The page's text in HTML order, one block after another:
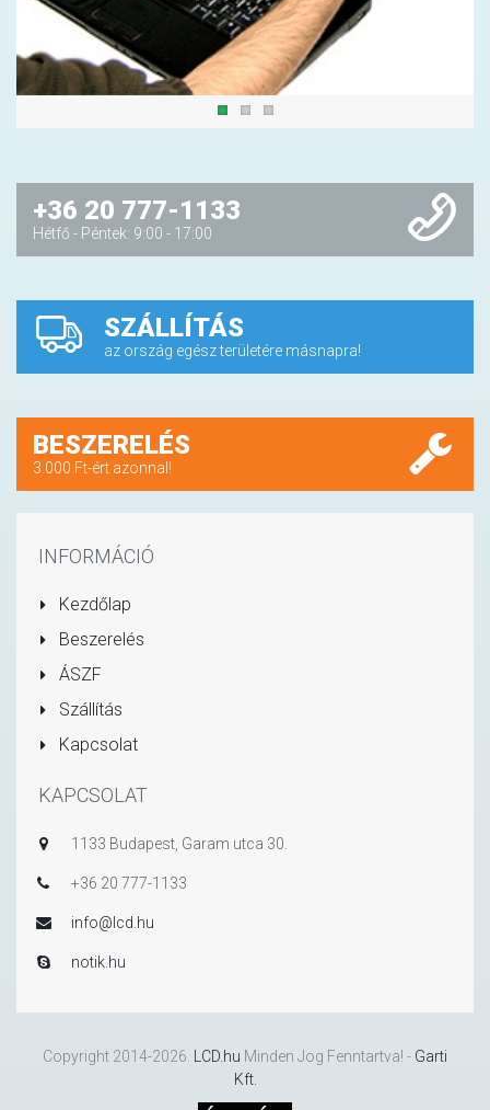
+36 20 777-1133
Hétfő - Péntek: 9:00 - 17:00
SZÁLLÍTÁS
az ország egész területére másnapra!
BESZERELÉS
3.000 Ft-ért azonnal!
INFORMÁCIÓ
Kezdőlap
Beszerelés
ÁSZF
Szállítás
Kapcsolat
KAPCSOLAT
1133 Budapest, Garam utca 30.
+36 20 777-1133
info@lcd.hu
notik.hu
Copyright 2014-2026. LCD.hu Minden Jog Fenntartva! - Garti
Kft.